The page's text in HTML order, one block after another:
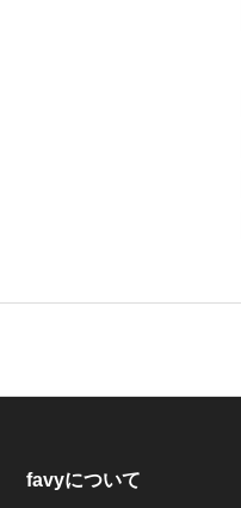
favyについて